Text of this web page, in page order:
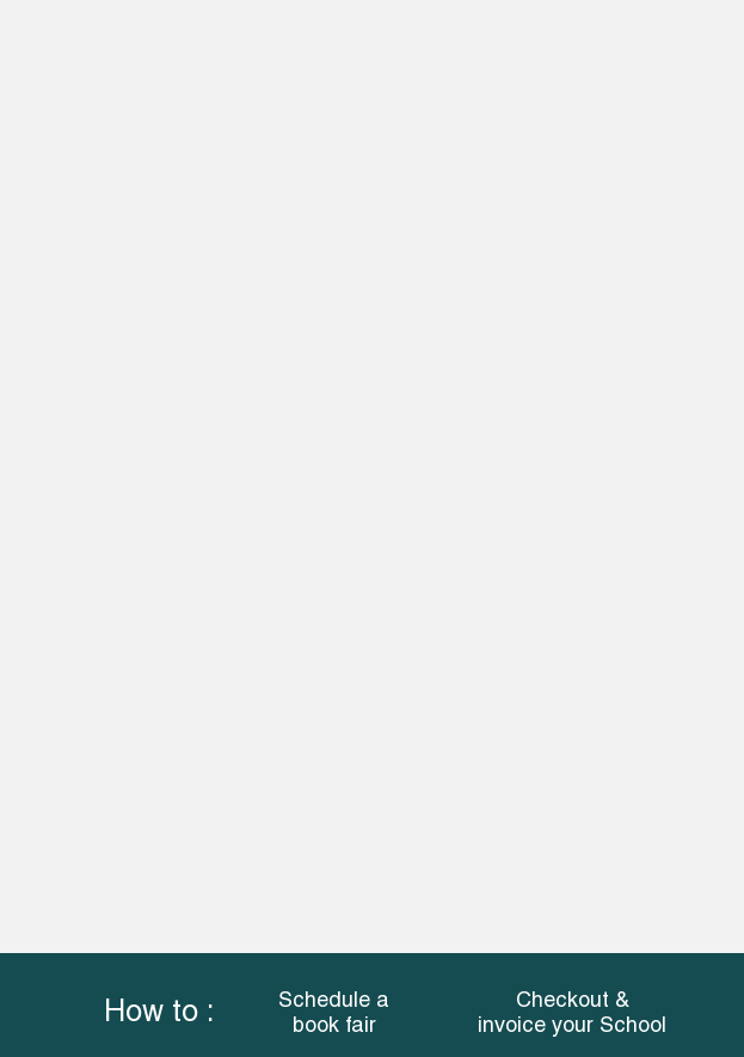
How to :
Schedule a
book fair
Checkout &
invoice your School